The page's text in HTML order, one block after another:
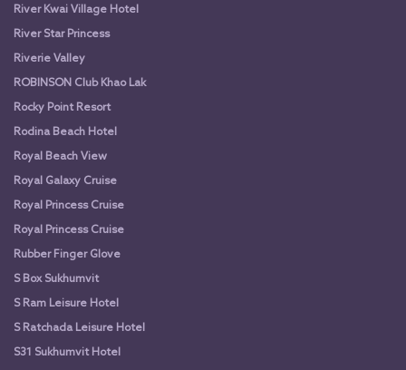
River Kwai Village Hotel
River Star Princess
Riverie Valley
ROBINSON Club Khao Lak
Rocky Point Resort
Rodina Beach Hotel
Royal Beach View
Royal Galaxy Cruise
Royal Princess Cruise
Royal Princess Cruise
Rubber Finger Glove
S Box Sukhumvit
S Ram Leisure Hotel
S Ratchada Leisure Hotel
S31 Sukhumvit Hotel